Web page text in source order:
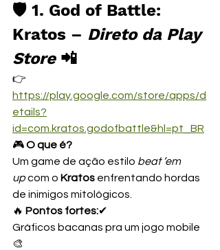
🛡️ 1. God of Battle:
Kratos – Direto da Play
Store 📲
👉
https://play.google.com/store/apps/d
etails?
id=com.kratos.godofbattle&hl=pt_BR
🎮 O que é?
Um game de ação estilo beat ’em
up com o Kratos enfrentando hordas
de inimigos mitológicos.
🔥 Pontos fortes:✔
Gráficos bacanas pra um jogo mobile
🎨